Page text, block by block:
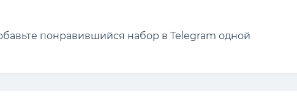
понравившийся набор в Telegram одной